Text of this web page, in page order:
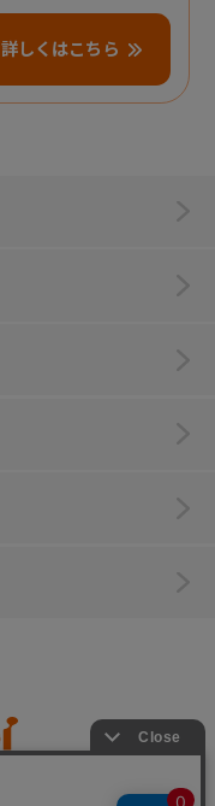
詳しくはこちら